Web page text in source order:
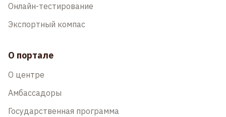
Онлайн-тестирование
Экспортный компас
О портале
О центре
Амбассадоры
Государственная программа